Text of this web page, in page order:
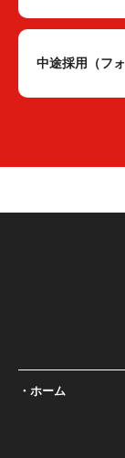
中途採用（フ
ホーム